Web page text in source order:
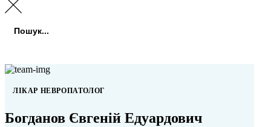
ЛІКАР НЕВРОПАТОЛОГ
Богданов Євгеній Едуардович